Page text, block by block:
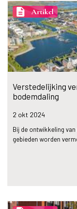
description Artikel
Verstedelijking
bodemdaling
2 okt 2024
Bij de ontwikkeling
gebieden worden